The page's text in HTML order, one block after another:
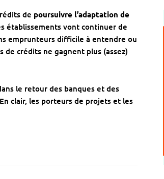
de poursuivre l’adaptation de
établissements vont continuer de
emprunteurs difficile à entendre ou
crédits ne gagnent plus (assez)
le retour des banques et des
clair, les porteurs de projets et les